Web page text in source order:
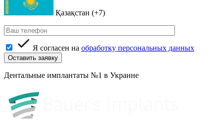
Қазақстан (+7)
Я согласен на обработку персональных данных
Дентальные имплантаты №1 в Украине